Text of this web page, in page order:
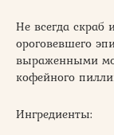
Не всегда скраб
ороговевшего
выраженными
кофейного
Ингредиенты: